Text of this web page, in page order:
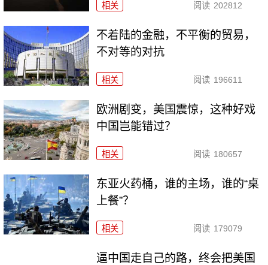
相关 阅读 202812
不着陆的金融，不平衡的贸易，
不对等的对抗
相关 阅读 196611
欧洲剧变，美国震惊，这种好戏
中国岂能错过？
相关 阅读 180657
东亚火药桶，谁的主场，谁的“桌
上餐”？
相关 阅读 179079
逼中国走自己的路，终会把美国